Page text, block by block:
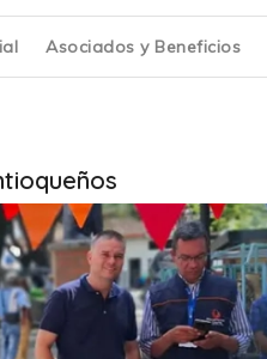
Asociados y Beneficios